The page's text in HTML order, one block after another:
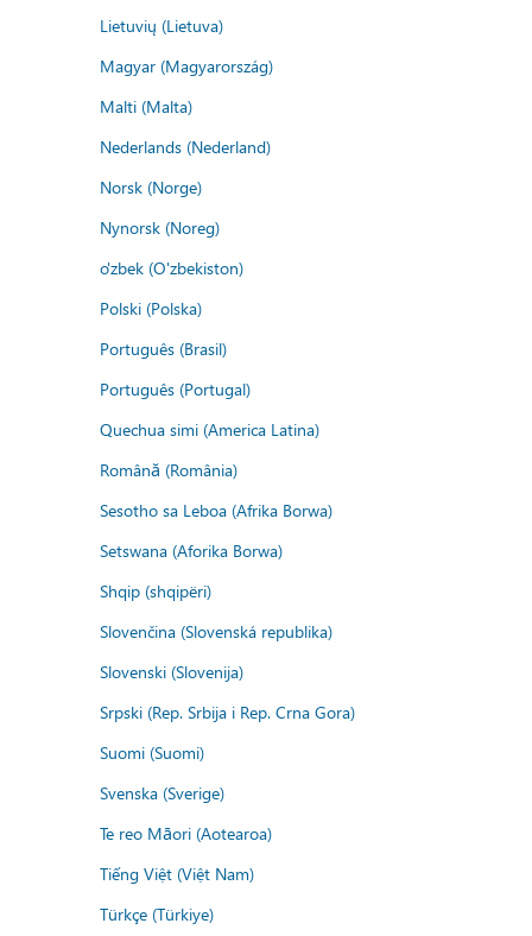
Lietuvių (Lietuva)
Magyar (Magyarország)
Malti (Malta)
Nederlands (Nederland)
Norsk (Norge)
Nynorsk (Noreg)
o'zbek (O'zbekiston)
Polski (Polska)
Português (Brasil)
Português (Portugal)
Quechua simi (America Latina)
Română (România)
Sesotho sa Leboa (Afrika Borwa)
Setswana (Aforika Borwa)
Shqip (shqipëri)
Slovenčina (Slovenská republika)
Slovenski (Slovenija)
Srpski (Rep. Srbija i Rep. Crna Gora)
Suomi (Suomi)
Svenska (Sverige)
Te reo Māori (Aotearoa)
Tiếng Việt (Việt Nam)
Türkçe (Türkiye)